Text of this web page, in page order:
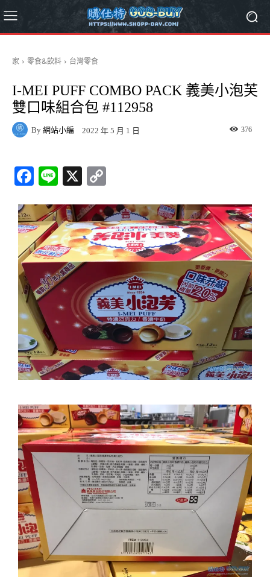
家 零食&飲料 台灣零食
I-MEI PUFF COMBO PACK 義美小泡芙
雙口味組合包 #112958
By 網站小編 2022 年 5 月 1 日 376
Fa
bo
ok
Li
X
y
Li
nk